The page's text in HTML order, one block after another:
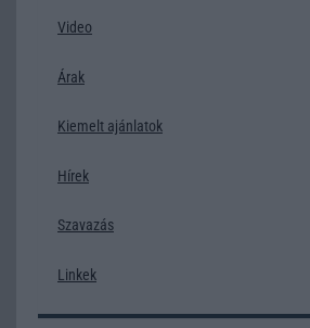
Video
Árak
Kiemelt ajánlatok
Hírek
Szavazás
Linkek